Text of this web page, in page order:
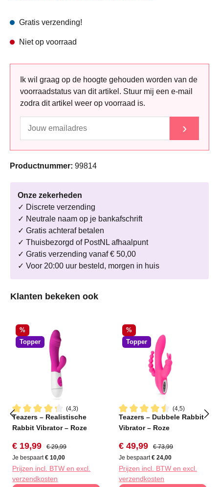
Gratis verzending!
Niet op voorraad
Ik wil graag op de hoogte gehouden worden van de
voorraadstatus van dit artikel. Stuur mij een e-mail
zodra dit artikel weer op voorraad is.
›
Productnummer: 99814
Onze zekerheden
✓ Discrete verzending
✓ Neutrale naam op je bankafschrift
✓ Gratis achteraf betalen
✓ Thuisbezorgd of PostNL afhaalpunt
✓ Gratis verzending vanaf € 50,00
✓ Voor 20:00 uur besteld, morgen in huis
Productgalerij overslaan
Klanten bekeken ook
Korting
%
Topper
(4,3)
Gemiddelde waardering van 4.2 van 5 sterren
Teazers – Realistische
Rabbit Vibrator – Roze
Verkoopprijs:
€ 19,99 Normale prijs:
€ 29,99
Je bespaart€ 10,00
Prijzen incl. BTW en excl.
verzendkosten
Korting
%
Topper
(4,5)
Gemiddelde waardering
Teazers – Dubbele Rabbit
Vibrator – Roze
Verkoopprijs:
€ 49,99 Normale prijs:
€ 73,99
Je bespaart€ 24,00
Prijzen incl. BTW en excl.
verzendkosten